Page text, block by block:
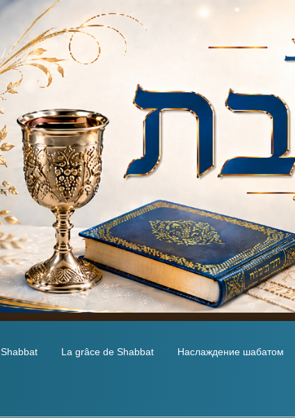
Наслаждение шабатом
La grâce de Shabbat
Shabbat